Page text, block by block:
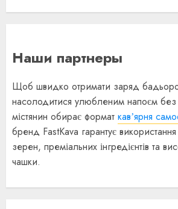
Наши партнеры
Щоб швидко отримати заряд
насолодитися улюбленим напоєм без
містянин обирає формат кавʼярня
бренд FastKava гарантує
зерен, преміальних інгредієнтів та
чашки.